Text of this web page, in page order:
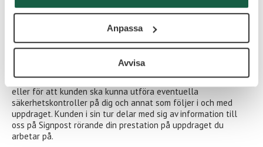
Anpassa
Avvisa
4. Med vem delar vi informationen?
Är du anställd som underkonsult så delar vi med oss av vissa
personuppgifter till våra kunder för att de ska kunna tilldela
dig behörigheter i deras IT-system, få åtkomst till lokaler,
eller för att kunden ska kunna utföra eventuella
säkerhetskontroller på dig och annat som följer i och med
uppdraget. Kunden i sin tur delar med sig av information till
oss på Signpost rörande din prestation på uppdraget du
arbetar på.